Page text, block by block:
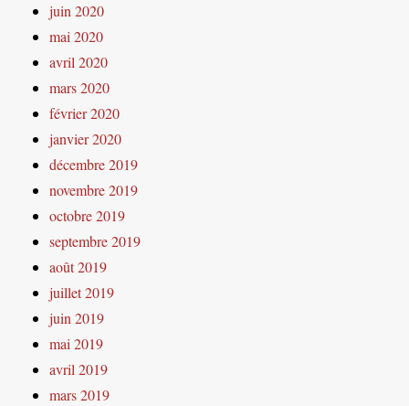
juin 2020
mai 2020
avril 2020
mars 2020
février 2020
janvier 2020
décembre 2019
novembre 2019
octobre 2019
septembre 2019
août 2019
juillet 2019
juin 2019
mai 2019
avril 2019
mars 2019